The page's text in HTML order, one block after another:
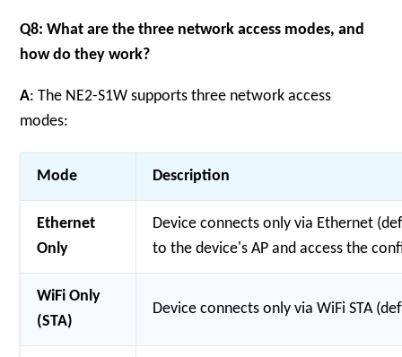
Q8: What are the three network access modes, and
how do they work?
A: The NE2-S1W supports three network access
modes:
Mode Description
Ethernet
Only
Device connects only via Ethernet
to the device's AP and access the
WiFi Only
(STA)
Device connects only via WiFi STA